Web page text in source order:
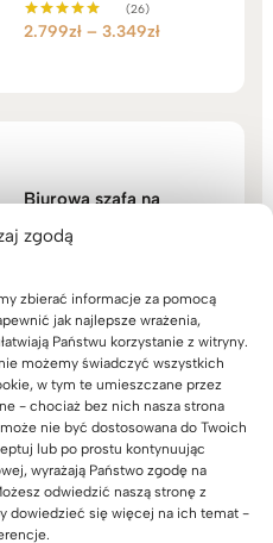
zgodą
zbierać informacje za pomocą
jak najlepsze wrażenia,
Państwu korzystanie z witryny.
możemy świadczyć wszystkich
w tym te umieszczane przez
- chociaż bez nich nasza strona
nie być dostosowana do Twoich
lub po prostu kontynuując
wyrażają Państwo zgodę na
odwiedzić naszą stronę z
dowiedzieć się więcej na ich temat -
Oceniono
(26)
2.799zł – 3.349złZakres
Biurowa szafa na
Modern Office
Oceniono
5.00
na 5
2.999 zł